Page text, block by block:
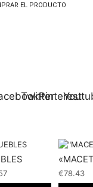
EL PRODUCTO
TwitterPinterest
€78.43